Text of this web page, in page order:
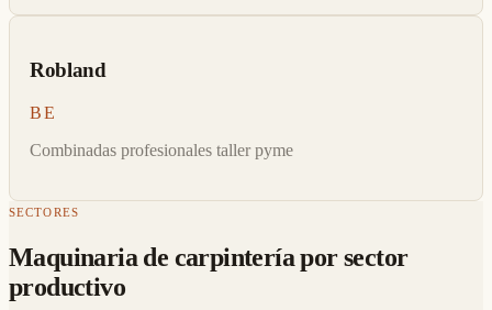
Robland
BE
Combinadas profesionales taller pyme
SECTORES
Maquinaria de carpintería por sector
productivo